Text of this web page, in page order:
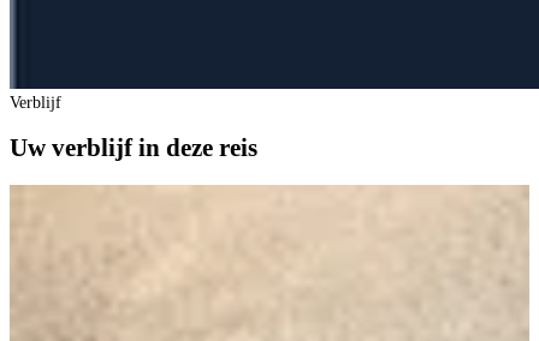
Verblijf
Uw verblijf in deze reis